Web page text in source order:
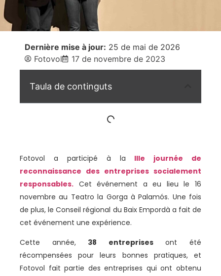
Dernière mise à jour: 25 de mai de 2026
Fotovol
17 de novembre de 2023
Taula de continguts
Fotovol a participé à la IIIe journée de
reconnaissance des entreprises socialement
responsables. Cet événement a eu lieu le 16
novembre au Teatro la Gorga à Palamós. Une fois
de plus, le Conseil régional du Baix Empordà a fait de
cet événement une expérience.
Cette année, 38 entreprisesont été
récompensées pour leurs bonnes pratiques, et
Fotovol fait partie des entreprises qui ont obtenu